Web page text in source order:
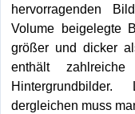
hervorragenden
Volume beigelegte
größer und dicker
enthält
dergleichen muss